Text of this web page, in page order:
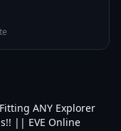
Fitting ANY Explorer
|| EVE Online